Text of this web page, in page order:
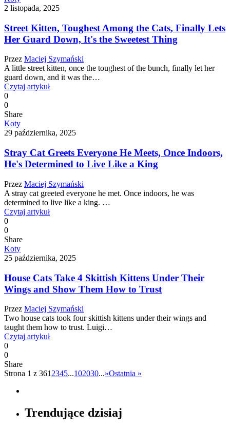
2 listopada, 2025
Street Kitten, Toughest Among the Cats, Finally Lets
Her Guard Down, It's the Sweetest Thing
Przez Maciej Szymański
A little street kitten, once the toughest of the bunch, finally let her
guard down, and it was the…
Czytaj artykuł
0
0
Share
Koty
29 października, 2025
Stray Cat Greets Everyone He Meets, Once Indoors,
He's Determined to Live Like a King
Przez Maciej Szymański
A stray cat greeted everyone he met. Once indoors, he was
determined to live like a king. …
Czytaj artykuł
0
0
Share
Koty
25 października, 2025
House Cats Take 4 Skittish Kittens Under Their
Wings and Show Them How to Trust
Przez Maciej Szymański
Two house cats took four skittish kittens under their wings and
taught them how to trust. Luigi…
Czytaj artykuł
0
0
Share
Strona 1 z 361 2345...102030...»Ostatnia »
Trendujące dzisiaj